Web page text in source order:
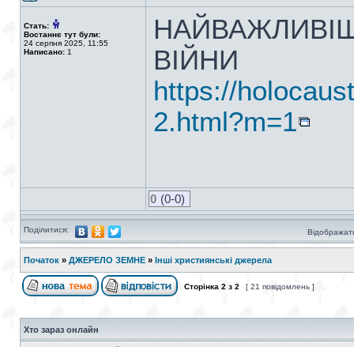
Стать:
Востаннє тут були:
24 серпня 2025, 11:55
Написано: 1
ВІЙНИ
https://
2.html?m=1
0 (0-0)
Поділитися:
Початок » ДЖЕРЕЛО ЗЕМНЕ » Інші християнські джерела
Сторінка 2 з 2 [ 21 повідомлень ]
Хто зараз онлайн